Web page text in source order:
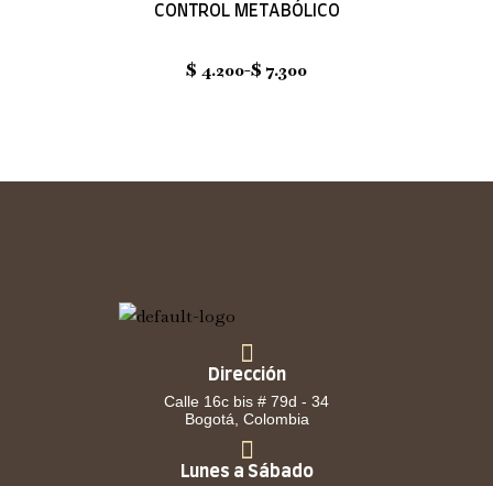
CONTROL METABÓLICO
$ 4.200-$ 7.300
Dirección
Calle 16c bis # 79d - 34
Bogotá, Colombia
Lunes a Sábado